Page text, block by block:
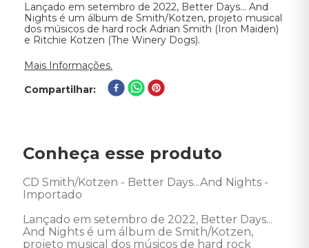
Lançado em setembro de 2022, Better Days... And
Nights é um álbum de Smith/Kotzen, projeto musical
dos músicos de hard rock Adrian Smith (Iron Maiden)
e Ritchie Kotzen (The Winery Dogs).
Mais Informações.
Compartilhar
Conheça esse produto
CD Smith/Kotzen - Better Days...And Nights -
Importado
Lançado em setembro de 2022, Better Days...
And Nights é um álbum de Smith/Kotzen,
projeto musical dos músicos de hard rock